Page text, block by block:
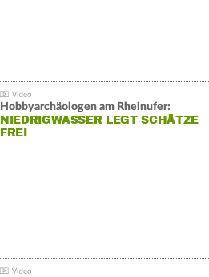
Hobbyarchäologen am Rheinufer:
NIEDRIGWASSER LEGT SCHÄTZE
FREI